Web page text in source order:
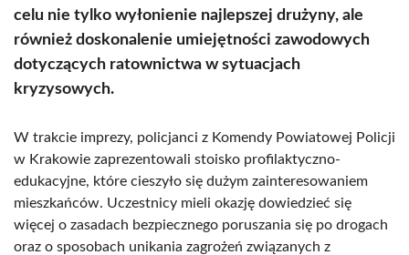
celu nie tylko wyłonienie najlepszej drużyny, ale
również doskonalenie umiejętności zawodowych
dotyczących ratownictwa w sytuacjach
kryzysowych.
W trakcie imprezy, policjanci z Komendy Powiatowej Policji
w Krakowie zaprezentowali stoisko profilaktyczno-
edukacyjne, które cieszyło się dużym zainteresowaniem
mieszkańców. Uczestnicy mieli okazję dowiedzieć się
więcej o zasadach bezpiecznego poruszania się po drogach
oraz o sposobach unikania zagrożeń związanych z